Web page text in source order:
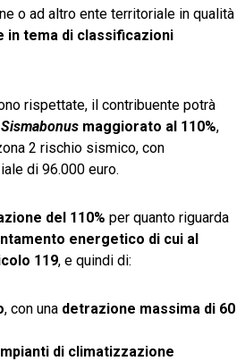
o ad altro ente territoriale in qualità
in tema di classificazioni
rispettate, il contribuente potrà
Sismabonus maggiorato al 110%,
2 rischio sismico, con
di 96.000 euro.
del 110% per quanto riguarda
energetico di cui al
119, e quindi di:
, con una detrazione massima di 60
di climatizzazione